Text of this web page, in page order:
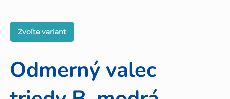
Odmerný valec
Zvoľte variant